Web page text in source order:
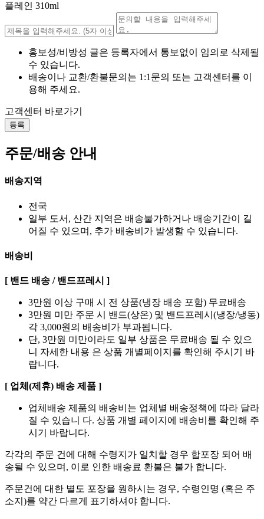
플레인 310ml
홍보성/비방성 글은 등록자에서 통보없이 임의로 삭제될
수 있습니다.
배송이나 교환/환불문의는 1:1문의 또는 고객센터를 이
용해 주세요.
고객센터 바로가기
등록
주문/배송 안내
배송지역
전국
일부 도서, 산간 지역은 배송불가하거나 배송기간이 길
어질 수 있으며, 추가 배송비가 발생할 수 있습니다.
배송비
[ 밴드 배송 / 밴드프레시 ]
3만원 이상 구매 시 전 상품(냉장 배송 포함) 무료배송
3만원 미만 주문 시 밴드(상온) 및 밴드프레시(냉장/냉동)
각 3,000원의 배송비가 부과됩니다.
단, 3만원 미만이라도 일부 상품은 무료배송 될 수 있으
니 자세한 내용 은 상품 개별페이지를 확인해 주시기 바
랍니다.
[ 업체(제휴) 배송 제품 ]
업체배송 제품의 배송비는 업체별 배송정책에 따라 달라
질 수 있습니 다. 상품 개별 페이지에 배송비를 확인해 주
시기 바랍니다.
각각의 주문 건에 대해 수령지가 일치할 경우 합포장 되어 배
송될 수 있으며, 이로 인한 배송료 환불은 불가 합니다.
주문건에 대한 별도 포장을 원하시는 경우, 수령인명 (혹은 주
소지)를 약간 다르게 표기하셔야 합니다.